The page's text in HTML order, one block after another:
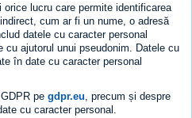
lucru care permite identificarea
cum ar fi un nume, o adresă
datele cu caracter personal
cu ajutorul unui pseudonim. Datele cu
în date cu caracter personal
pe gdpr.eu , precum și despre
cu caracter personal.